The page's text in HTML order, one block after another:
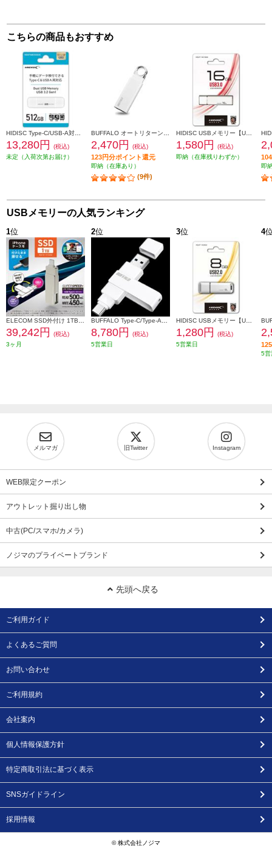
こちらの商品もおすすめ
13,280円
(税込)
未定（入荷次第お届け）
2,470円 (税込)
123円分ポイント還元
即納（在庫あり）
(9件)
1,580円
(税込)
即納（在庫残りわずか）
即
USBメモリーの人気ランキング
1位
39,242円
(税込)
3ヶ月
2位
8,780円
(税込)
5営業日
3位
1,280円
(税込)
5営業日
4
5営
メルマガ 旧Twitter Instagram
WEB限定クーポン
アウトレット掘り出し物
中古(PC/スマホ/カメラ)
ノジマのプライベートブランド
先頭へ戻る
ご利用ガイド
よくあるご質問
お問い合わせ
ご利用規約
会社案内
個人情報保護方針
特定商取引法に基づく表示
SNSガイドライン
採用情報
© 株式会社ノジマ